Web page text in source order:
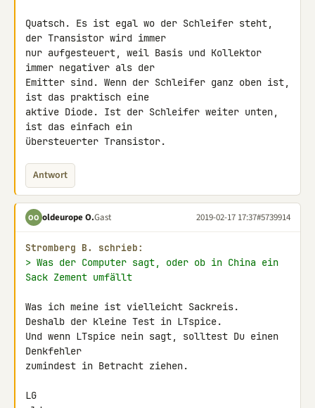
Quatsch. Es ist egal wo der Schleifer steht,
der Transistor wird immer
nur aufgesteuert, weil Basis und Kollektor
immer negativer als der
Emitter sind. Wenn der Schleifer ganz oben ist,
ist das praktisch eine
aktive Diode. Ist der Schleifer weiter unten,
ist das einfach ein
übersteuerter Transistor.
Antwort
OO oldeurope O.Gast 2019-02-17 17:37#5739914
Stromberg B. schrieb:
> Was der Computer sagt, oder ob in China ein
Sack Zement umfällt
Was ich meine ist vielleicht Sackreis.
Deshalb der kleine Test in LTspice.
Und wenn LTspice nein sagt, solltest Du einen
Denkfehler
zumindest in Betracht ziehen.
LG